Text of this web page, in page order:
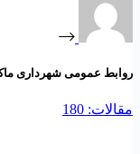
روابط عمومی شهرداری
مقالات: 180